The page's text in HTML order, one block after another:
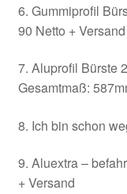
6. Gummiprofil
90 Netto +
7. Aluprofil Bürste
Gesamtmaß:
8. Ich bin schon
9. Aluextra –
+ Versand